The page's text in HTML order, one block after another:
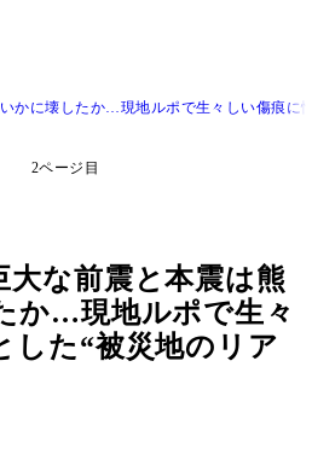
かに壊したか…現地ルポで生々しい傷痕に
2ページ目
大な前震と本震は熊
か…現地ルポで生々
した“被災地のリア